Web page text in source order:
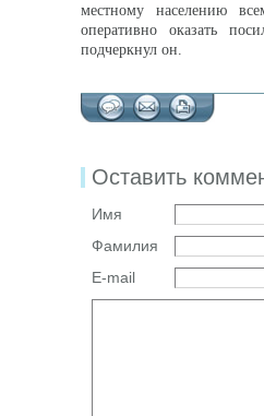
местному населению
оперативно оказать
подчеркнул он.
Оставить
Имя
Фамилия
E-mail